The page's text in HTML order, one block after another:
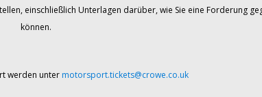
einschließlich Unterlagen darüber, wie Sie eine Forderung
können.
werden unter motorsport.tickets@crowe.co.uk